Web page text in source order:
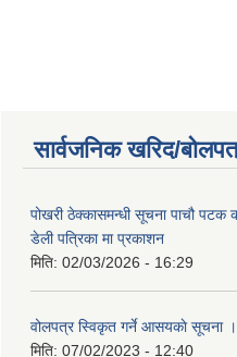
सार्वजनिक खरिद/
पोखरी ठेक्कासमन्धी सूचना पाचौ पटक
डेली पत्रिका मा प्रकाशन
मिति: 02/03/2026 - 16:29
वोलपत्र स्विकृत गर्ने आसयकाे सूचना ।
मिति: 07/02/2023 - 12:40